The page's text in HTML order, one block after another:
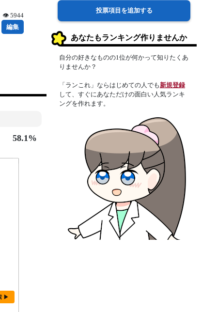
👁 5944
編集
58.1%
▶
投票項目を追加する
あなたもランキング作りませんか
自分の好きなものの1位が何かって知りたくあ
りませんか？
「ランこれ」ならはじめての人でも新規登録
して、すぐにあなただけの面白い人気ランキ
ングを作れます。